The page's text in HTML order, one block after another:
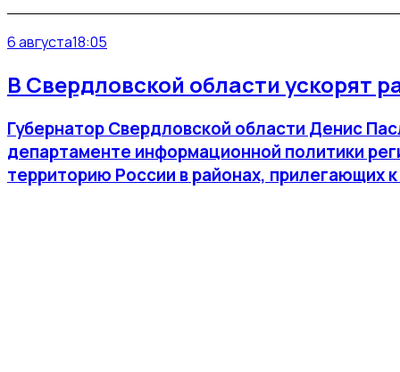
6 августа18:05
В Свердловской области ускорят
Губернатор Свердловской области Денис
департаменте информационной политики
территорию России в районах, прилегающих